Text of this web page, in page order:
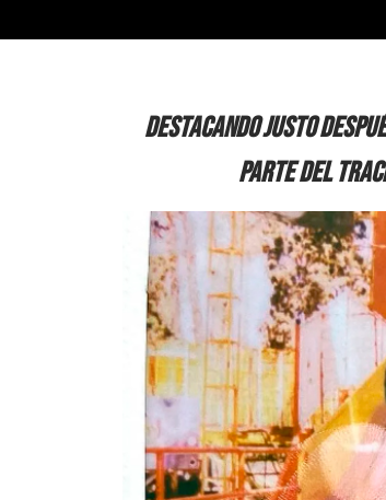
Destacando justo
parte del